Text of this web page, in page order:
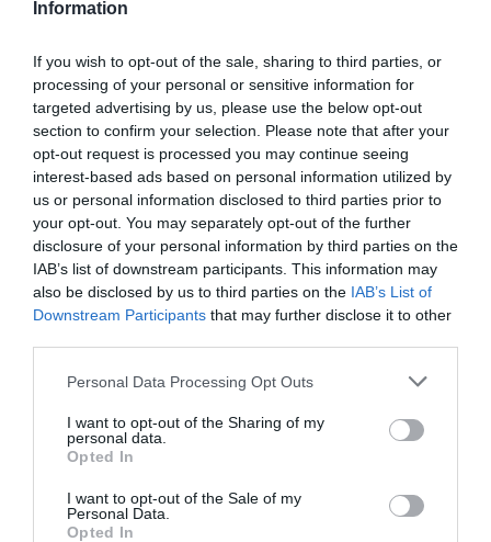
Information
If you wish to opt-out of the sale, sharing to third parties, or
processing of your personal or sensitive information for
targeted advertising by us, please use the below opt-out
section to confirm your selection. Please note that after your
opt-out request is processed you may continue seeing
interest-based ads based on personal information utilized by
us or personal information disclosed to third parties prior to
your opt-out. You may separately opt-out of the further
disclosure of your personal information by third parties on the
IAB’s list of downstream participants. This information may
also be disclosed by us to third parties on the IAB’s List of
Downstream Participants that may further disclose it to other
Personal Data Processing Opt Outs
I want to opt-out of the Sharing of my
personal data.
Opted In
I want to opt-out of the Sale of my
Personal Data.
Opted In